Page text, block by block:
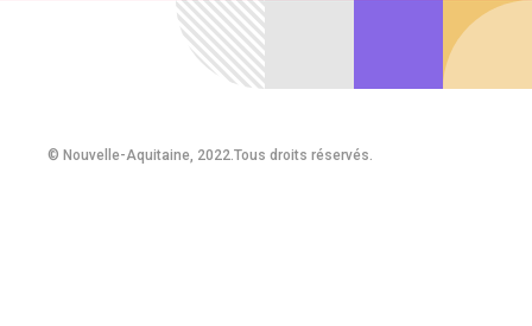
© Nouvelle-Aquitaine, 2022.Tous droits réservés.